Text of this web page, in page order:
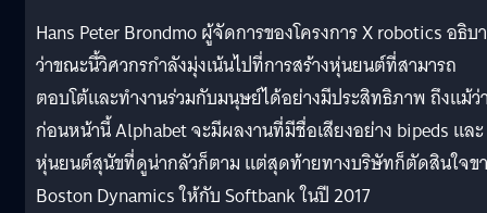
Hans Peter Brondmo ผู้จัดการของโครงการ X robotics อธิบ
ว่าขณะนี้วิศวกรกำลังมุ่งเน้นไปที่การสร้างหุ่นยนต์ที่สามารถ
ตอบโต้และทำงานร่วมกับมนุษย์ได้อย่างมีประสิทธิภาพ ถึงแม้ว่
ก่อนหน้านี้ Alphabet จะมีผลงานที่มีชื่อเสียงอย่าง bipeds และ
หุ่นยนต์สุนัขที่ดูน่ากลัวก็ตาม แต่สุดท้ายทางบริษัทก็ตัดสินใจข
Boston Dynamics ให้กับ Softbank ในปี 2017